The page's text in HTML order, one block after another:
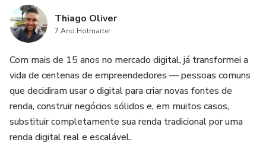
produtos para promover como afiliado, criar seus próprios
produtos digitais, e gerar renda com produtos de terceiros
por meio de PLR. Também aprenderá a oferecer serviços
como criação de campanhas de anúncios e automação de
marketing para empresas e agências.
Com foco em práticas que geram resultados concretos, o
curso fornece as habilidades necessárias para você se
destacar no mercado digital. Ao final, você terá a expertise
para aplicar estratégias eficazes e alcançar resultados
Thiago Oliver
7 Ano Hotmarter
Com mais de 15 anos no mercado digital, já transformei a
vida de centenas de empreendedores — pessoas comuns
que decidiram usar o digital para criar novas fontes de
renda, construir negócios sólidos e, em muitos casos,
substituir completamente sua renda tradicional por uma
renda digital real e escalável.